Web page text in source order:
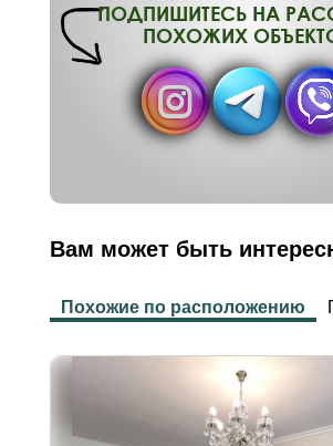
ПОДПИШИТЕСЬ НА
ПОХОЖИХ
Вам может быть
Похожие по расположению